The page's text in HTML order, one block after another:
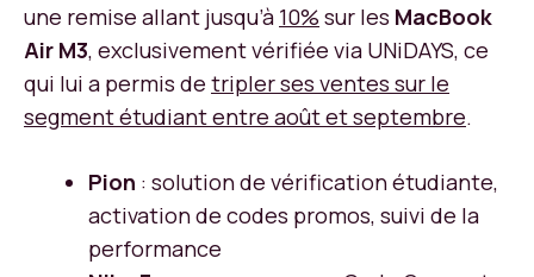
une remise allant jusqu’à 10% sur les MacBook
Air M3, exclusivement vérifiée via UNiDAYS, ce
qui lui a permis de tripler ses ventes sur le
segment étudiant entre août et septembre.
Pion : solution de vérification étudiante,
activation de codes promos, suivi de la
performance